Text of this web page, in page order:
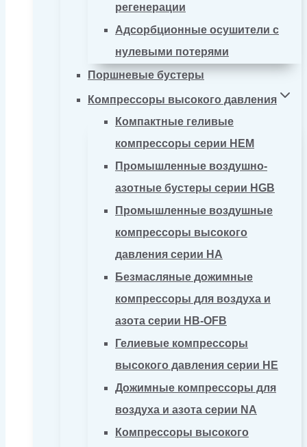
регенерации
Адсорбционные осушители с
нулевыми потерями
Поршневые бустеры
Компрессоры высокого давления
Компактные геливые
компрессоры серии HEM
Промышленные воздушно-
азотные бустеры серии HGB
Промышленные воздушные
компрессоры высокого
давления серии HA
Безмасляные дожимные
компрессоры для воздуха и
азота серии HB-OFB
Гелиевые компрессоры
высокого давления серии HE
Дожимные компрессоры для
воздуха и азота серии NA
Компрессоры высокого